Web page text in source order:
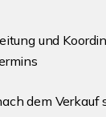
und
dem Verkauf